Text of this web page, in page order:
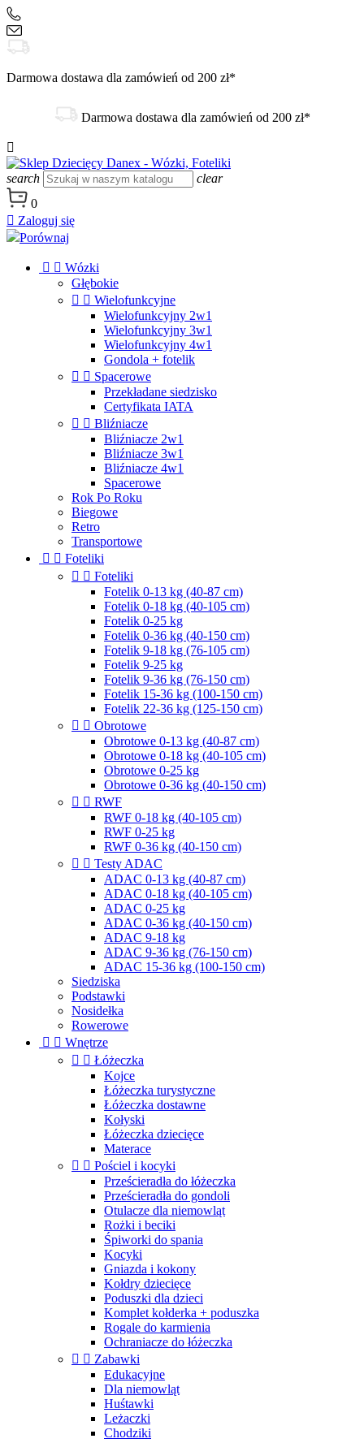
Darmowa dostawa dla zamówień od 200 zł*
Darmowa dostawa dla zamówień od 200 zł*

search
clear
0
 Zaloguj się
Porównaj
  Wózki
Głębokie
  Wielofunkcyjne
Wielofunkcyjny 2w1
Wielofunkcyjny 3w1
Wielofunkcyjny 4w1
Gondola + fotelik
  Spacerowe
Przekładane siedzisko
Certyfikata IATA
  Bliźniacze
Bliźniacze 2w1
Bliźniacze 3w1
Bliźniacze 4w1
Spacerowe
Rok Po Roku
Biegowe
Retro
Transportowe
  Foteliki
  Foteliki
Fotelik 0-13 kg (40-87 cm)
Fotelik 0-18 kg (40-105 cm)
Fotelik 0-25 kg
Fotelik 0-36 kg (40-150 cm)
Fotelik 9-18 kg (76-105 cm)
Fotelik 9-25 kg
Fotelik 9-36 kg (76-150 cm)
Fotelik 15-36 kg (100-150 cm)
Fotelik 22-36 kg (125-150 cm)
  Obrotowe
Obrotowe 0-13 kg (40-87 cm)
Obrotowe 0-18 kg (40-105 cm)
Obrotowe 0-25 kg
Obrotowe 0-36 kg (40-150 cm)
  RWF
RWF 0-18 kg (40-105 cm)
RWF 0-25 kg
RWF 0-36 kg (40-150 cm)
  Testy ADAC
ADAC 0-13 kg (40-87 cm)
ADAC 0-18 kg (40-105 cm)
ADAC 0-25 kg
ADAC 0-36 kg (40-150 cm)
ADAC 9-18 kg
ADAC 9-36 kg (76-150 cm)
ADAC 15-36 kg (100-150 cm)
Siedziska
Podstawki
Nosidełka
Rowerowe
  Wnętrze
  Łóżeczka
Kojce
Łóżeczka turystyczne
Łóżeczka dostawne
Kołyski
Łóżeczka dziecięce
Materace
  Pościel i kocyki
Prześcieradła do łóżeczka
Prześcieradła do gondoli
Otulacze dla niemowląt
Rożki i beciki
Śpiworki do spania
Kocyki
Gniazda i kokony
Kołdry dziecięce
Poduszki dla dzieci
Komplet kołderka + poduszka
Rogale do karmienia
Ochraniacze do łóżeczka
  Zabawki
Edukacyjne
Dla niemowląt
Huśtawki
Leżaczki
Chodziki